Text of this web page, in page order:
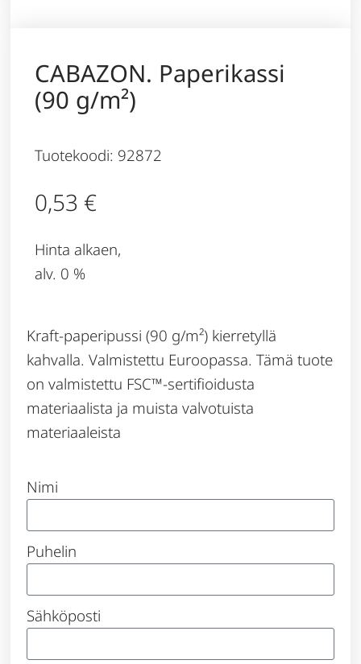
CABAZON. Paperikassi
(90 g/m²)
Tuotekoodi: 92872
0,53 €
Hinta alkaen,
alv. 0 %
Kraft-paperipussi (90 g/m²) kierretyllä
kahvalla. Valmistettu Euroopassa. Tämä tuote
on valmistettu FSC™-sertifioidusta
materiaalista ja muista valvotuista
materiaaleista
Nimi
Puhelin
Sähköposti